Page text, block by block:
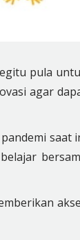
pula
agar
pandemi saat